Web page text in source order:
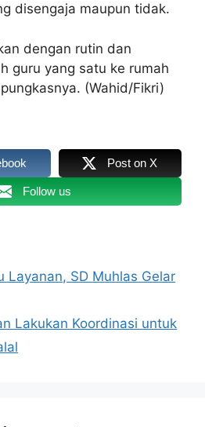
disengaja maupun tidak.
dengan rutin dan
guru yang satu ke rumah
(Wahid/Fikri)
Post on X
Follow us
Layanan, SD Muhlas Gelar
Lakukan Koordinasi untuk